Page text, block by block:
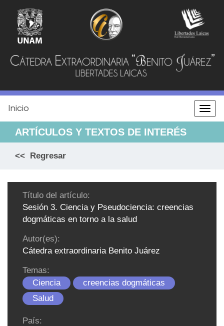
navigation
Inicio
ARTÍCULOS Y TEXTOS DE INTERÉS
<< Regresar
Título del artículo:
Sesión 3. Ciencia y Pseudociencia: creencias
dogmáticas en torno a la salud
Autor(es):
Cátedra extraordinaria Benito Juárez
Temas:
Ciencia
creencias dogmáticas
Salud
País: